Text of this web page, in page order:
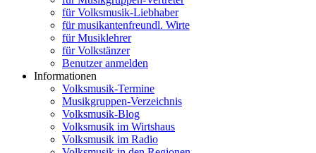
für Volksmusik-Liebhaber
für musikantenfreundl. Wirte
für Musiklehrer
für Volkstänzer
Benutzer anmelden
Informationen
Volksmusik-Termine
Musikgruppen-Verzeichnis
Volksmusik-Blog
Volksmusik im Wirtshaus
Volksmusik im Radio